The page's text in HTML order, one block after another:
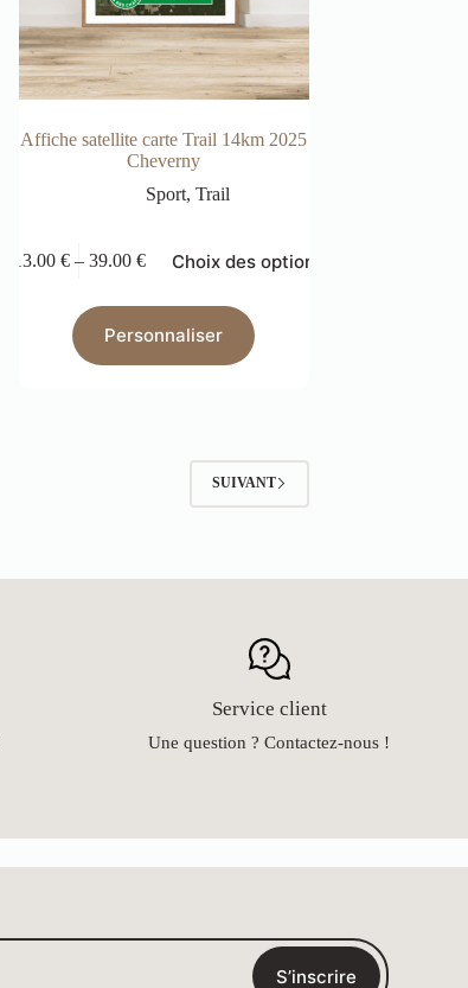
Affiche satellite carte Trail 14km 2025
Cheverny
Sport, Trail
13.00 €– 39.00 € Choix des options
Personnaliser
SUIVANT
Service client
Une question ? Contactez-nous !
S’inscrire